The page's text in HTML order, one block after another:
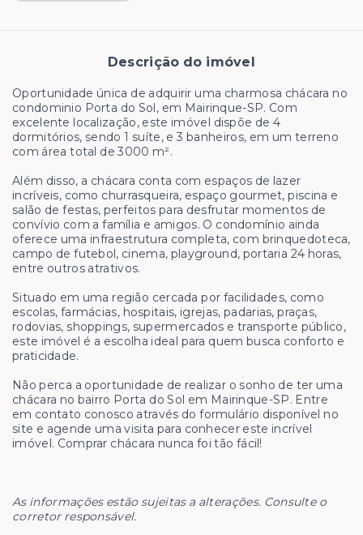
Descrição do imóvel
Oportunidade única de adquirir uma charmosa chácara no
condominio Porta do Sol, em Mairinque-SP. Com
excelente localização, este imóvel dispõe de 4
dormitórios, sendo 1 suíte, e 3 banheiros, em um terreno
com área total de 3000 m².
Além disso, a chácara conta com espaços de lazer
incríveis, como churrasqueira, espaço gourmet, piscina e
salão de festas, perfeitos para desfrutar momentos de
convívio com a família e amigos. O condomínio ainda
oferece uma infraestrutura completa, com brinquedoteca,
campo de futebol, cinema, playground, portaria 24 horas,
entre outros atrativos.
Situado em uma região cercada por facilidades, como
escolas, farmácias, hospitais, igrejas, padarias, praças,
rodovias, shoppings, supermercados e transporte público,
este imóvel é a escolha ideal para quem busca conforto e
praticidade.
Não perca a oportunidade de realizar o sonho de ter uma
chácara no bairro Porta do Sol em Mairinque-SP. Entre
em contato conosco através do formulário disponível no
site e agende uma visita para conhecer este incrível
imóvel. Comprar chácara nunca foi tão fácil!
As informações estão sujeitas a alterações. Consulte o
corretor responsável.